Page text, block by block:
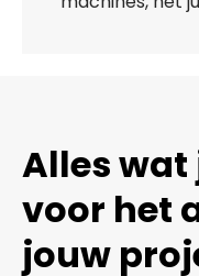
Alles wat
voor het
jouw